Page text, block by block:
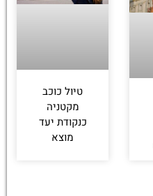
טיול כוכב
מקטניה
כנקודת יעד
מוצא